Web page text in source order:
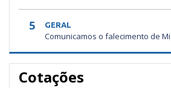
5 GERAL
Comunicamos o falecimento de
Cotações